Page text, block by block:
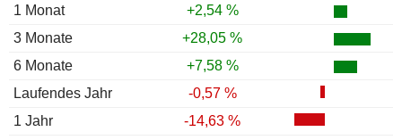
1 Monat
+2,54 %
3 Monate
+28,05 %
6 Monate
+7,58 %
Laufendes Jahr
-0,57 %
1 Jahr
-14,63 %